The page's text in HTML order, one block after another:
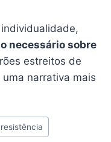
necessário sobre
estreitos de
narrativa mais
resistência